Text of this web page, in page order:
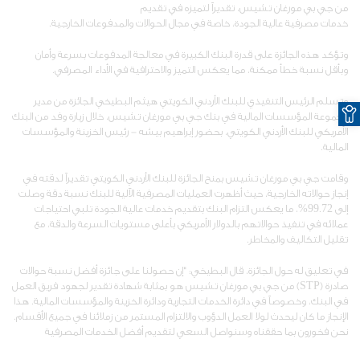
من جي بي مورغان تشيس، تقديراً لتميزه في تقديم
خدمات مصرفية عالية الجودة، خاصة في مجال الحوالات والمدفوعات الخارجية.
وتؤكد هذه الجائزة على قدرة البنك الكبيرة في معالجة المدفوعات بسرعة وأمان
وبأقل نسبة خطأ ممكنة، مما يعكس التميز والاحترافية في الأداء المصرفي.
وتسلم الرئيس التنفيذي للبنك الأردني الكويتي هيثم البطيخي الجائزة من مدير
مجموعة المؤسسات المالية في بنك جي بي مورغان تشيس، خلال زيارة وفد من البنك
الأمريكي للبنك الأردني الكويتي، بحضور إبراهيم بيشه - رئيس الخزينة والمؤسسات
المالية.
وقامت جي بي مورغان تشيس بمنح الجائزة للبنك الأردني الكويتي تقديراً لدقته في
إنجاز حوالاته الخارجية، حيث أظهرت العمليات المصرفية الآلية للبنك نسبة دقة وصلت
إلى 99.72%، ما يعكس التزام البنك بتقديم خدمات عالية الجودة تلبي احتياجات
عملائه في تنفيذ حوالاتهم بالدولار الأمريكي بأعلى مستويات السرعة والدقة، مع
تقليل التكاليف والمخاطر.
في تعليق له حول الجائزة، قال البطيخي: "إن حصولنا على جائزة أفضل نسبة حوالات
صادرة (STP) من جي بي مورغان تشيس هو بمثابة شهادة تقدير لجهود فريق العمل
في البنك، وخصوصاً في دائرة الخدمات التجارية ودائرة الخزينة والمؤسسات المالية. هذا
الإنجاز ما كان ليحدث لولا العمل الدؤوب والالتزام المستمر من زملائنا في جميع الأقسام.
نحن فخورون بما حققناه وسنواصل السعي لتقديم أفضل الخدمات المصرفية